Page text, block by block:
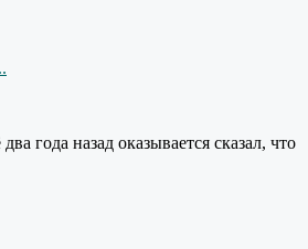
года назад оказывается сказал, что